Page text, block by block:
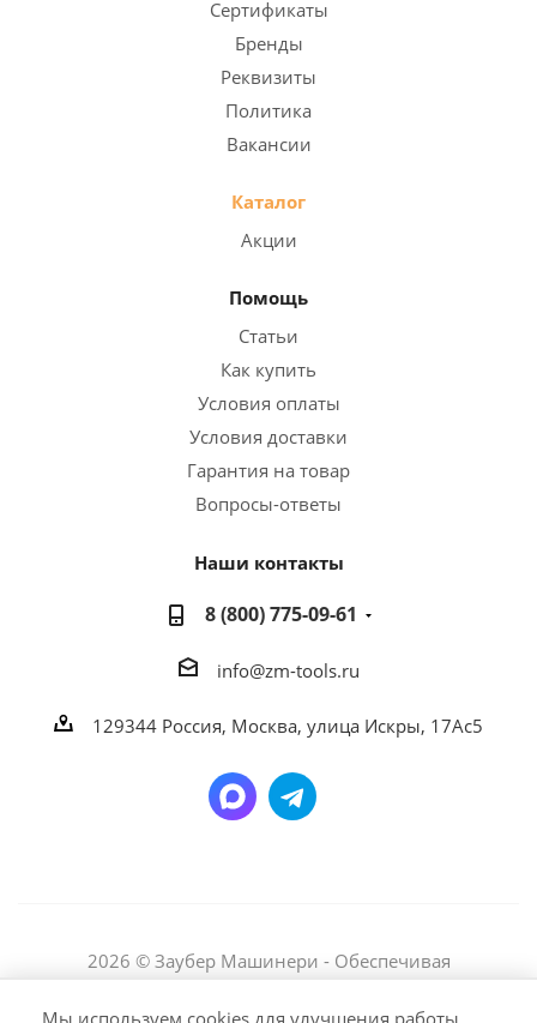
Сертификаты
Бренды
Реквизиты
Политика
Вакансии
Каталог
Акции
Помощь
Статьи
Как купить
Условия оплаты
Условия доставки
Гарантия на товар
Вопросы-ответы
Наши контакты
8 (800) 775-09-61
info@zm-tools.ru
129344 Россия, Москва, улица Искры, 17Ас5
2026 © Заубер Машинери - Обеспечивая
Мы используем cookies для улучшения работы